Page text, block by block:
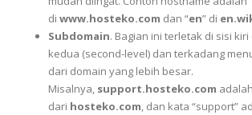
di www.hosteko.com dan “en” di
Subdomain. Bagian ini terletak di sisi
kedua (second-level) dan terkadang
dari domain yang lebih besar.
Misalnya, support.hosteko.com
dari hosteko.com, dan kata “support”